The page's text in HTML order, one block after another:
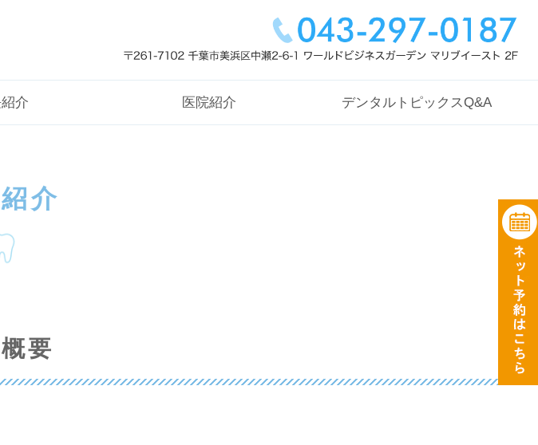
科医院 幕張デンタルオフィス
介 医院紹介 デンタルトピックスQ&A
介
要